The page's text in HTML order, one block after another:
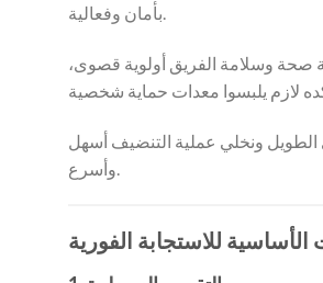
بأمان وفعالية.
صحة وسلامة الفريق أولوية قصوى،
الطويل ونخلي عملية التنضيف أسهل